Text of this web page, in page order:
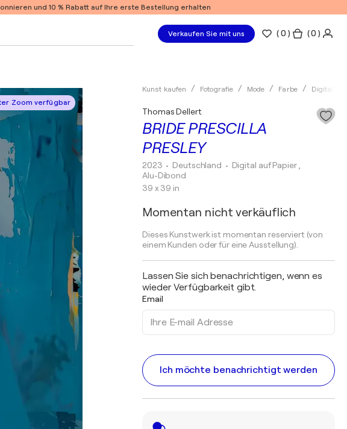
und 10 % Rabatt auf Ihre erste Bestellung erhalten
Verkaufen Sie mit uns (0 ) ( 0 )
Zoom verfügbar
Kunst kaufen Fotografie Mode Farbe Digital
BRIDE PRESCILLA
PRESLEY
Thomas Dellert
2023 • Deutschland • Digital auf Papier ,
Alu-Dibond
39 x 39 in
Momentan nicht verkäuflich
Dieses Kunstwerk ist momentan reserviert (von
einem Kunden oder für eine Ausstellung).
Lassen Sie sich benachrichtigen, wenn es
wieder Verfügbarkeit gibt.
Email
Ich möchte benachrichtigt werden